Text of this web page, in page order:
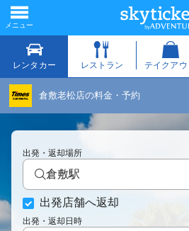
倉敷老松店の料金・予約
出発・返却場所
倉敷駅
出発店舗へ返却
出発・返却日時